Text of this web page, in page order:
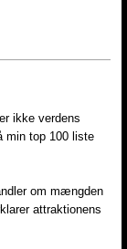
ikke verdens
min top 100 liste
om mængden
attraktionens